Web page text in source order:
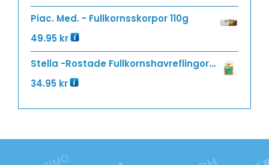
Piac. Med. - Fullkornsskorpor 110g
49.95 kr
Stella -Rostade Fullkornshavreflingor 240g
34.95 kr